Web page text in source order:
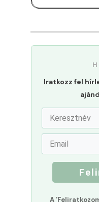
Iratkozz fel
A